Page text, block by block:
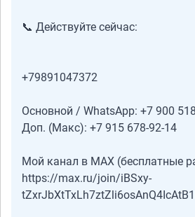
📞 Действуйте сейчас:
+79891047372
Основной / WhatsApp: +7 900
Доп. (Макс): +7 915 678-92-14
Мой канал в MAX (бесплатные
https://max.ru/join/iBSxy-